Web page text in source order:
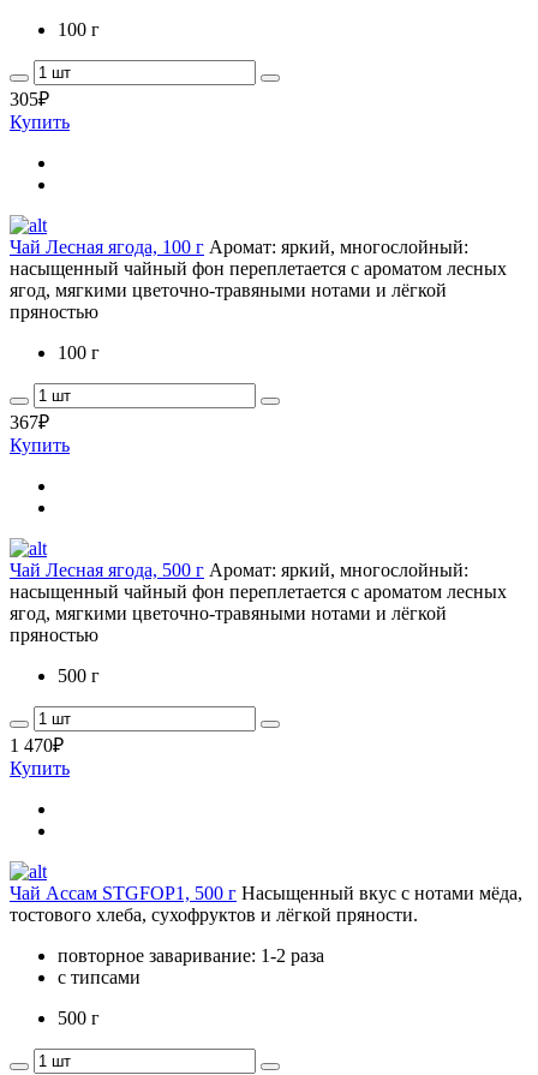
100 г
305₽
Купить
Чай Лесная ягода, 100 г Аромат: яркий, многослойный:
насыщенный чайный фон переплетается с ароматом лесных
ягод, мягкими цветочно-травяными нотами и лёгкой
пряностью
100 г
367₽
Купить
Чай Лесная ягода, 500 г Аромат: яркий, многослойный:
насыщенный чайный фон переплетается с ароматом лесных
ягод, мягкими цветочно-травяными нотами и лёгкой
пряностью
500 г
1 470₽
Купить
Чай Ассам STGFOP1, 500 г Насыщенный вкус с нотами мёда,
тостового хлеба, сухофруктов и лёгкой пряности.
повторное заваривание: 1-2 раза
с типсами
500 г